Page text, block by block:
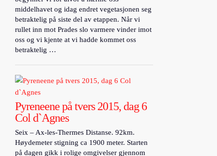
middelhavet og idag endret vegetasjonen seg
betraktelig på siste del av etappen. Når vi
rullet inn mot Prades slo varmere vinder imot
oss og vi kjente at vi hadde kommet oss
betraktelig …
Pyreneene på tvers 2015, dag 6
Col d`Agnes
Seix – Ax-les-Thermes Distanse. 92km.
Høydemeter stigning ca 1900 meter. Starten
på dagen gikk i rolige omgivelser gjennom